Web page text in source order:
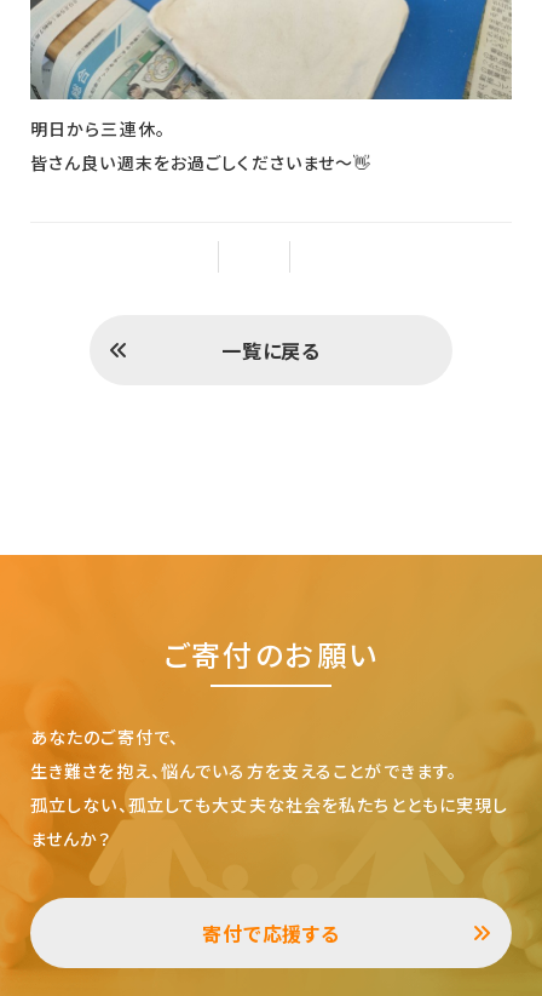
明日から三連休。
皆さん良い週末をお過ごしくださいませ～👋
一覧に戻る
ご寄付のお願い
あなたのご寄付で、
生き難さを抱え、悩んでいる方を支えることができます。
孤立しない、孤立しても大丈夫な社会を私たちとともに実現し
ませんか？
寄付で応援する